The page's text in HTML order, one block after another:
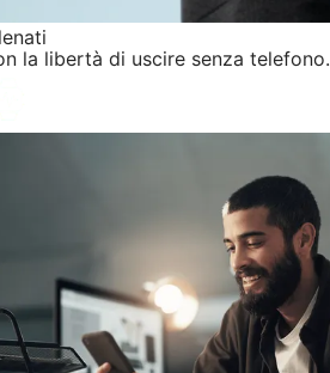
la libertà di uscire senza telefono.